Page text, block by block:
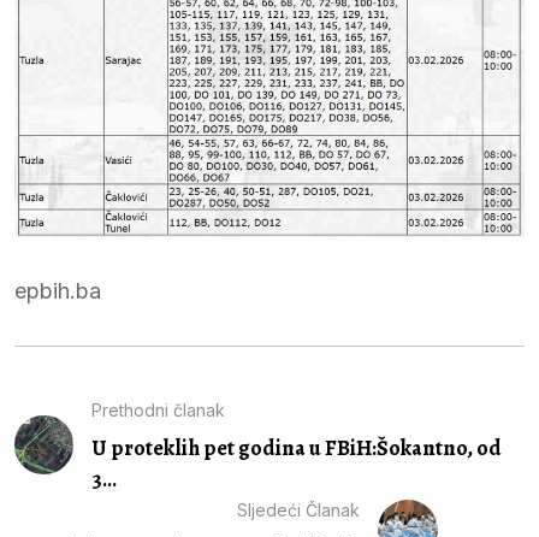
epbih.ba
Prethodni članak
U proteklih pet godina u FBiH:Šokantno, od
3...
Sljedeći Članak